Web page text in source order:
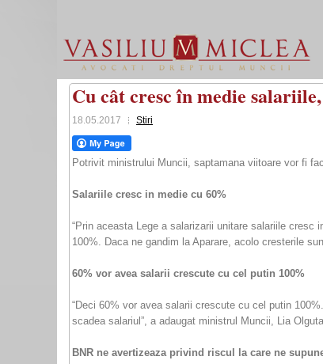
Cu cât cresc în medie
18.05.2017 Stiri
Potrivit ministrului Muncii, saptamana viitoare vor fi
Salariile cresc in medie cu 60%
“Prin aceasta Lege a salarizarii unitare salariile
100%. Daca ne gandim la Aparare, acolo cresterile
60% vor avea salarii crescute cu cel putin 100%
“Deci 60% vor avea salarii crescute cu cel putin
scadea salariul”, a adaugat ministrul Muncii, Lia
BNR ne avertizeaza privind riscul la care ne